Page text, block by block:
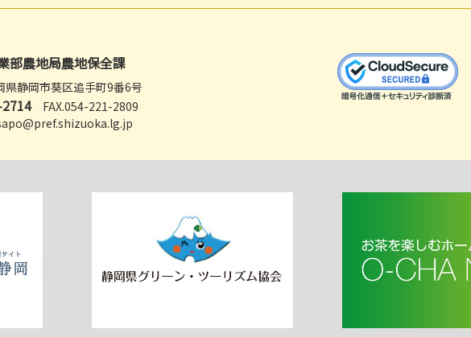
部農地局農地保全課
県静岡市葵区追手町9番6号
FAX.054-221-2809